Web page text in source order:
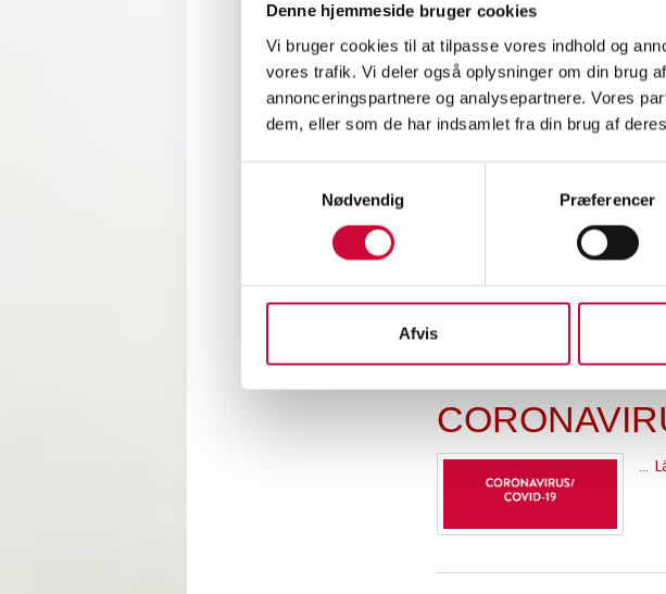
Denne hjemmeside bruger cookies
Vi bruger cookies til at tilpasse vores indhold og
vores trafik. Vi deler også oplysninger om din brug
annonceringspartnere og analysepartnere. Vores
dem, eller som de har indsamlet fra din brug af
Nødvendig
Præferencer
Afvis
COVID-19
...